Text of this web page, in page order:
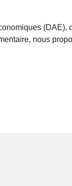
(DAE),
nous